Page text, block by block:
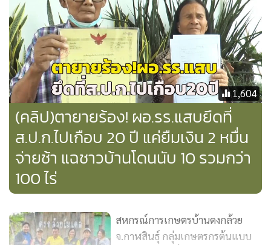
ล่าสุดอดีต ผอ.ร.ร. เมื่อรู้ว่าถูกร้องเรียน ก็ได้ตระเวนไปตามบ้าน
ชาวบ้านที่ถูกยึดที่ เพื่อบังคับให้ชาวบ้านเซ็นเอกสารเช่าทำกิน
เพราะเกรงกลัวหากมีการตรวจสอบจะมีความผิด พอชาวบ้านไม่
เซ็นให้ก็เอาญาติไปกดดันข่มขู่ ทำให้ชาวบ้านหลายคนหวาดกลัว
ด้าน นายประเสริฐ กาญจนเกียรติกุล ปฏิรูปที่ดินจังหวัดบุรีรัมย์
กล่าวว่า หลังได้รับเรื่องร้องเรียนจากชาวบ้านว่าถูกอดีต
ผอ.ร.ร.ฮุบที่ทำกินซึ่งเป็นที่ ส.ป.ก. ก็จะได้มอบหมายให้นิติกร
ประจำ ส.ป.ก.ลงพื้นที่ไปตรวจสอบข้อเท็จจริง หากมีการกระทำ
ตามที่ชาวบ้านร้องเรียนจริงก็ต้องดำเนินการตามระเบียบ
กฎหมายต่อไป
1,604
(คลิป)ตายายร้อง! ผอ.รร.แสบยึดที่
ส.ป.ก.ไปเกือบ 20 ปี แค่ยืมเงิน 2 หมื่น
จ่ายช้า แฉชาวบ้านโดนนับ 10 รวมกว่า
100 ไร่
สหกรณ์การเกษตรบ้านดงกล้วย
จ.กาฬสินธุ์ กลุ่มเกษตรกรต้นแบบ